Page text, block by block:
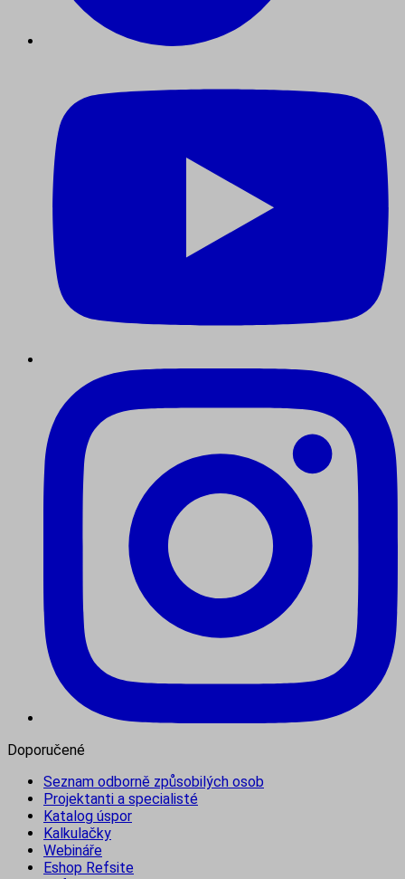
Doporučené
Seznam odborně způsobilých osob
Projektanti a specialisté
Katalog úspor
Kalkulačky
Webináře
Eshop Refsite